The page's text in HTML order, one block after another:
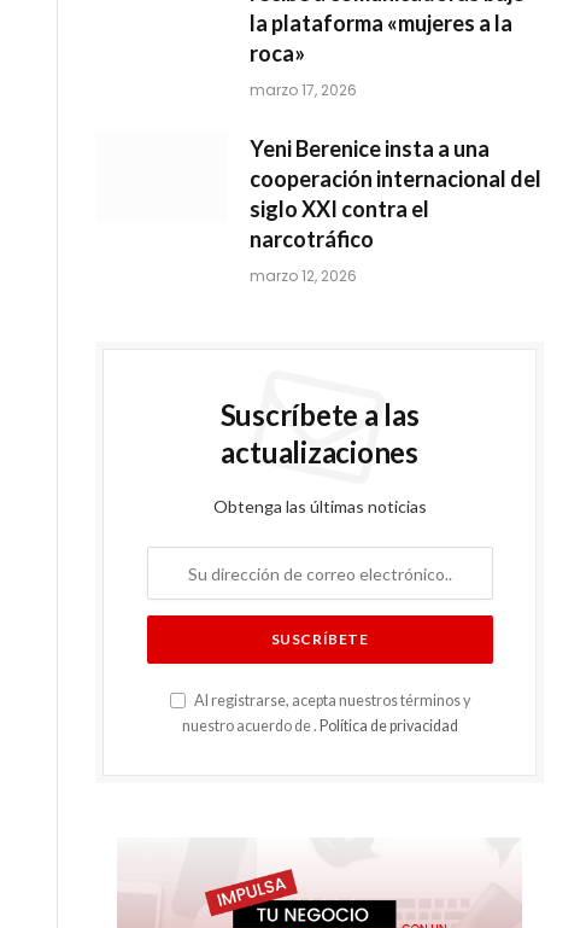
la plataforma «mujeres a la
roca»
marzo 17, 2026
Yeni Berenice insta a una
cooperación internacional del
siglo XXI contra el
narcotráfico
marzo 12, 2026
Suscríbete a las
actualizaciones
Obtenga las últimas noticias
Al registrarse, acepta nuestros términos y
nuestro acuerdo de . Política de privacidad